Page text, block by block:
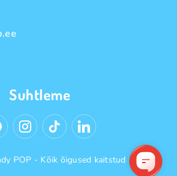
Suhtleme
POP - Kõik õigused kaitstud